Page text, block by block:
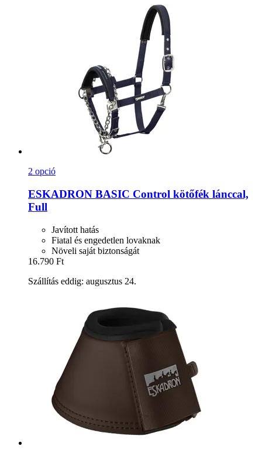
2 opció
ESKADRON BASIC Control kötőfék lánccal,
Full
Javított hatás
Fiatal és engedetlen lovaknak
Növeli saját biztonságát
16.790 Ft
Szállítás eddig: augusztus 24.